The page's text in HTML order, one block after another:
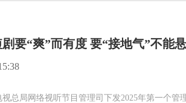
要“爽”而有度 要“接地气”不能
局网络视听节目管理司下发2025年第一个管